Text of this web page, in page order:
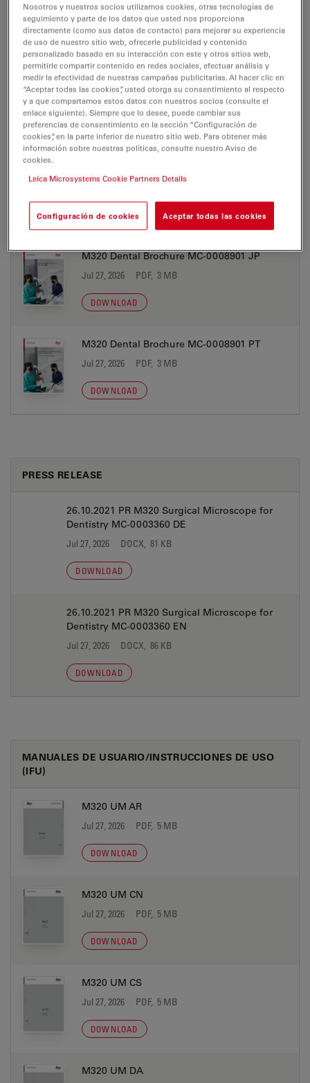
Jul 27, 2026 PDF, 3 MB
DOWNLOAD
M320 Dental Brochure MC-0008901 FR
Jul 27, 2026 PDF, 3 MB
DOWNLOAD
DOWNLOAD
M320 Dental Brochure MC-0008901 JP
Jul 27, 2026 PDF, 3 MB
DOWNLOAD
M320 Dental Brochure MC-0008901 PT
Jul 27, 2026 PDF, 3 MB
DOWNLOAD
PRESS RELEASE
26.10.2021 PR M320 Surgical Microscope for
Dentistry MC-0003360 DE
Jul 27, 2026 DOCX, 81 KB
DOWNLOAD
26.10.2021 PR M320 Surgical Microscope for
Dentistry MC-0003360 EN
Jul 27, 2026 DOCX, 86 KB
DOWNLOAD
MANUALES DE USUARIO/INSTRUCCIONES DE USO
(IFU)
M320 UM AR
Jul 27, 2026 PDF, 5 MB
DOWNLOAD
M320 UM CN
Jul 27, 2026 PDF, 5 MB
DOWNLOAD
M320 UM CS
Jul 27, 2026 PDF, 5 MB
DOWNLOAD
M320 UM DA
Nosotros y nuestros socios utilizamos cookies, otras tecnologías de
seguimiento y parte de los datos que usted nos proporciona
directamente (como sus datos de contacto) para mejorar su experiencia
de uso de nuestro sitio web, ofrecerle publicidad y contenido
personalizado basado en su interacción con este y otros sitios web,
permitirle compartir contenido en redes sociales, efectuar análisis y
medir la efectividad de nuestras campañas publicitarias. Al hacer clic en
“Aceptar todas las cookies”, usted otorga su consentimiento al respecto
y a que compartamos estos datos con nuestros socios (consulte el
enlace siguiente). Siempre que lo desee, puede cambiar sus
preferencias de consentimiento en la sección “Configuración de
cookies”, en la parte inferior de nuestro sitio web. Para obtener más
información sobre nuestras políticas, consulte nuestro Aviso de
cookies.
Leica Microsystems Cookie Partners Details
Configuración de cookies Aceptar todas las cookies